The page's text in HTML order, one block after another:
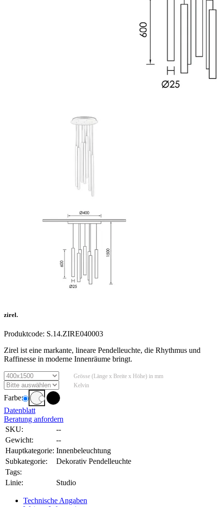
zirel.
Produktcode: S.14.ZIRE040003
Zirel ist eine markante, lineare Pendelleuchte, die Rhythmus und
Raffinesse in moderne Innenräume bringt.
Grösse (Länge x Breite x Höhe) in mm
Kelvin
Farbe:
Datenblatt
Beratung anfordern
SKU:
--
Gewicht:
--
Hauptkategorie: Innenbeleuchtung
Subkategorie:
Dekorativ Pendelleuchte
Tags:
Linie:
Studio
Technische Angaben